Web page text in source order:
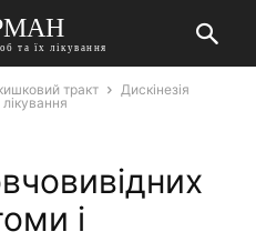
та їх лікування
тракт
Дискінезія
і